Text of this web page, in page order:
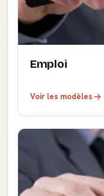
Emploi
Voir les modèles